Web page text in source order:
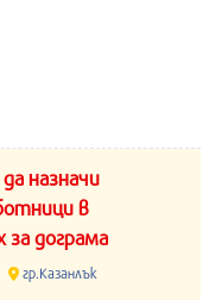
назначи
в
за дограма
гр.Казанлък